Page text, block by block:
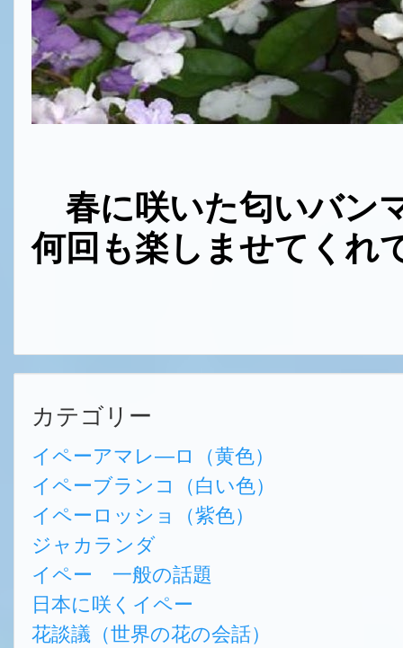
春に咲いた匂いバン
何回も楽しませてくれ
カテゴリー
イペーアマレ―ロ（黄色）
イペーブランコ（白い色）
イペーロッショ（紫色）
ジャカランダ
イペー 一般の話題
日本に咲くイペー
花談議（世界の花の会話）